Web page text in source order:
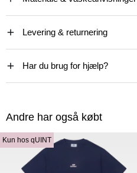
Levering & returnering
Har du brug for hjælp?
Andre har også købt
Kun hos qUINT